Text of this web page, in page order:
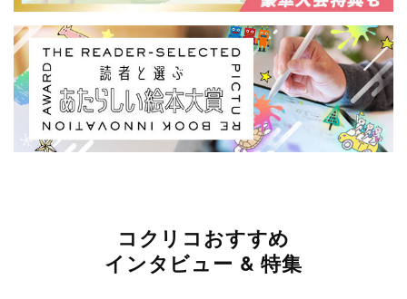
コクリコおすすめ
インタビュー & 特集